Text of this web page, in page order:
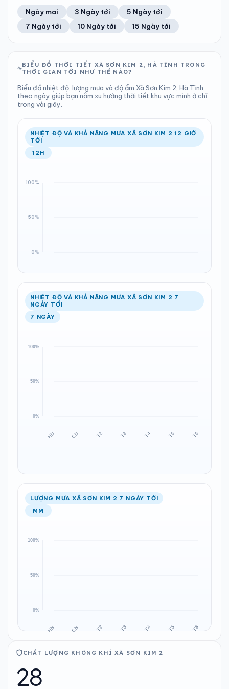
21°C 62%
Khả năng mưa
0.53 mm
Tổng cả ngày
1003 hPa
Bình thường
7
Chỉ số UV
Tốt
Ước lượng
21°C
Ổn định
37%
Khả năng mưa
Trung bình ngày Tốc độ gió
TIA UV TẦM NHÌN
LƯỢNG MƯA
0.24 mm
Tổng cả ngày
ÁP SUẤT
1003 hPa
Bình thường
Ổn định Khả năng mưa
Ngày mai 3 Ngày tới
5 Ngày tới
7 Ngày tới
10 Ngày tới 15 Ngày tới
BIỂU ĐỒ THỜI TIẾT XÃ SƠN KIM 2, HÀ TĨNH TRONG
THỜI GIAN TỚI NHƯ THẾ NÀO?
Biểu đồ nhiệt độ, lượng mưa và độ ẩm Xã Sơn Kim 2, Hà Tĩnh
theo ngày giúp bạn nắm xu hướng thời tiết khu vực mình ở chỉ
trong vài giây.
NHIỆT ĐỘ VÀ KHẢ NĂNG MƯA XÃ SƠN KIM 2 12 GIỜ
TỚI
12H
NHIỆT ĐỘ VÀ KHẢ NĂNG MƯA XÃ SƠN KIM 2 7
NGÀY TỚI
7 NGÀY
LƯỢNG MƯA XÃ SƠN KIM 2 7 NGÀY TỚI
MM
CHẤT LƯỢNG KHÔNG KHÍ XÃ SƠN KIM 2
28